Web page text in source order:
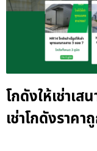
โกดังให้เช่าเส
เช่าโกดังราคา